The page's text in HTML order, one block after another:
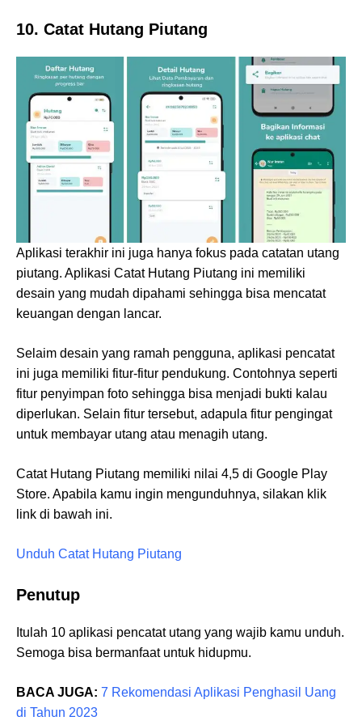
10. Catat Hutang Piutang
Aplikasi terakhir ini juga hanya fokus pada catatan utang
piutang. Aplikasi Catat Hutang Piutang ini memiliki
desain yang mudah dipahami sehingga bisa mencatat
keuangan dengan lancar.
Selaim desain yang ramah pengguna, aplikasi pencatat
ini juga memiliki fitur-fitur pendukung. Contohnya seperti
fitur penyimpan foto sehingga bisa menjadi bukti kalau
diperlukan. Selain fitur tersebut, adapula fitur pengingat
untuk membayar utang atau menagih utang.
Catat Hutang Piutang memiliki nilai 4,5 di Google Play
Store. Apabila kamu ingin mengunduhnya, silakan klik
link di bawah ini.
Unduh Catat Hutang Piutang
Penutup
Itulah 10 aplikasi pencatat utang yang wajib kamu unduh.
Semoga bisa bermanfaat untuk hidupmu.
BACA JUGA: 7 Rekomendasi Aplikasi Penghasil Uang
di Tahun 2023